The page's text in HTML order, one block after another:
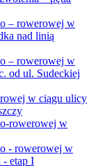
– rowerowej w
nad linią
– rowerowej w
od ul. Sudeckiej
w ciągu ulicy
rowerowej w
- rowerowej w
- etap I